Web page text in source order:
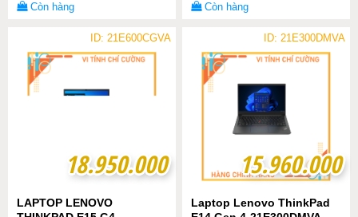
Còn hàng Còn hàng
ID: 21E600CGVA
18.950.000
18.950.000
LAPTOP LENOVO
ID: 21E300DMVA
15.960.000
15.960.000
Laptop Lenovo ThinkPad